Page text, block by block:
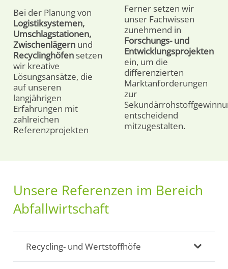
Bei der Planung von
Logistiksystemen,
Umschlagstationen,
Zwischenlägern und
Recyclinghöfensetzen
wir kreative
Lösungsansätze, die
auf unseren
langjährigen
Erfahrungen mit
zahlreichen
Referenzprojekten
Ferner setzen wir
unser Fachwissen
zunehmend in
Forschungs- und
Entwicklungsprojekten
ein, um die
differenzierten
Marktanforderungen
zur
entscheidend
mitzugestalten.
Unsere Referenzen im Bereich
Abfallwirtschaft
Recycling- und Wertstoffhöfe